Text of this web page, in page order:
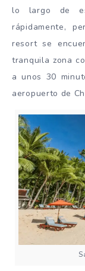
lo largo de
rápidamente,
resort se
tranquila zona
a unos 30
aeropuerto de